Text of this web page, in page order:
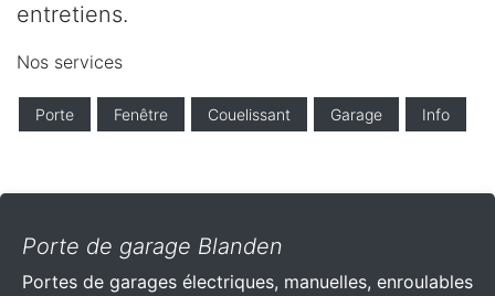
entretiens.
Nos services
Porte Fenêtre Couelissant Garage Info
Porte de garage Blanden
Portes de garages électriques, manuelles, enroulables